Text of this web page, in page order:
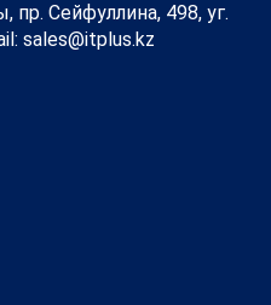
пр. Сейфуллина, 498, уг.
sales@itplus.kz